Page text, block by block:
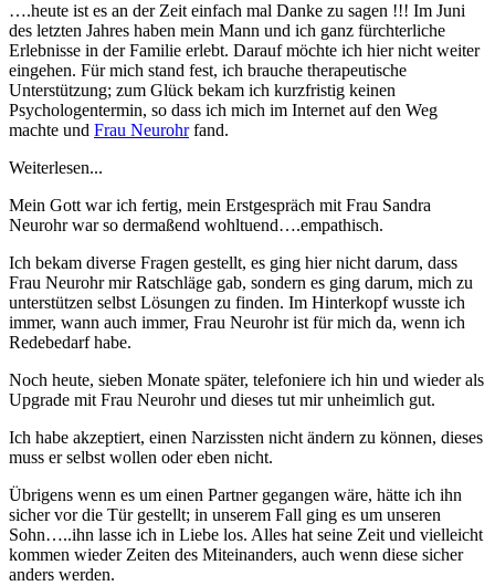
….heute ist es an der Zeit einfach mal Danke zu sagen !!! Im Juni
des letzten Jahres haben mein Mann und ich ganz fürchterliche
Erlebnisse in der Familie erlebt. Darauf möchte ich hier nicht weiter
eingehen. Für mich stand fest, ich brauche therapeutische
Unterstützung; zum Glück bekam ich kurzfristig keinen
Psychologentermin, so dass ich mich im Internet auf den Weg
machte und Frau Neurohrfand.
Weiterlesen...
Mein Gott war ich fertig, mein Erstgespräch mit Frau Sandra
Neurohr war so dermaßend wohltuend….empathisch.
Ich bekam diverse Fragen gestellt, es ging hier nicht darum, dass
Frau Neurohr mir Ratschläge gab, sondern es ging darum, mich zu
unterstützen selbst Lösungen zu finden. Im Hinterkopf wusste ich
immer, wann auch immer, Frau Neurohr ist für mich da, wenn ich
Redebedarf habe.
Noch heute, sieben Monate später, telefoniere ich hin und wieder als
Upgrade mit Frau Neurohr und dieses tut mir unheimlich gut.
Ich habe akzeptiert, einen Narzissten nicht ändern zu können, dieses
muss er selbst wollen oder eben nicht.
Übrigens wenn es um einen Partner gegangen wäre, hätte ich ihn
sicher vor die Tür gestellt; in unserem Fall ging es um unseren
Sohn…..ihn lasse ich in Liebe los. Alles hat seine Zeit und vielleicht
kommen wieder Zeiten des Miteinanders, auch wenn diese sicher
anders werden.